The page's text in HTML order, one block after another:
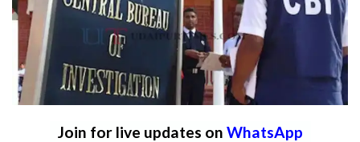
Join for live updates on WhatsApp